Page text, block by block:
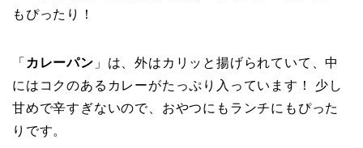
もぴったり！
「 カレーパン 」は、外はカリッと揚げられていて、中
にはコクのあるカレーがたっぷり入っています！ 少し
甘めで辛すぎないので、おやつにもランチにもぴった
りです。